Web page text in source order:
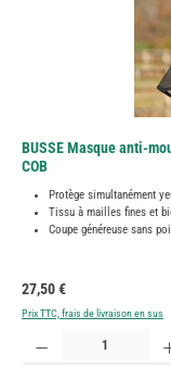
BUSSE Masque anti-
COB
Protège simultanément
Tissu à mailles fines et
Coupe généreuse sans
Prix régulier :
27,50 €
Prix TTC, frais de livraison en sus
Quantité de produit : Entrez